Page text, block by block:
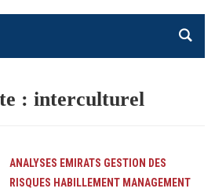
: interculturel
ANALYSES EMIRATS GESTION DES
RISQUES HABILLEMENT MANAGEMENT